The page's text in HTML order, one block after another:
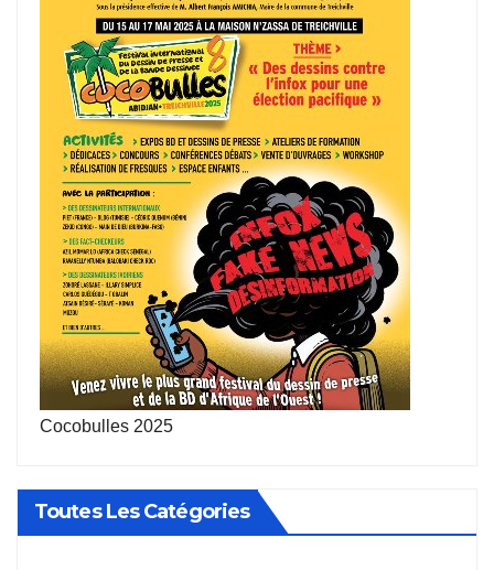
Cocobulles 2025
Toutes Les Catégories